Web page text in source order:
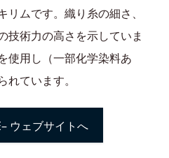
ムです。織り糸の細さ、
技術力の高さを示していま
使用し（一部化学染料あ
れています。
ウェブサイトへ